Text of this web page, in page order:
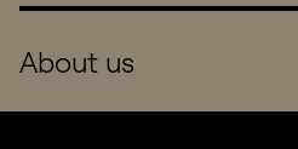
Consumers
About us